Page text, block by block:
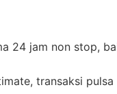
24 jam non stop,
transaksi